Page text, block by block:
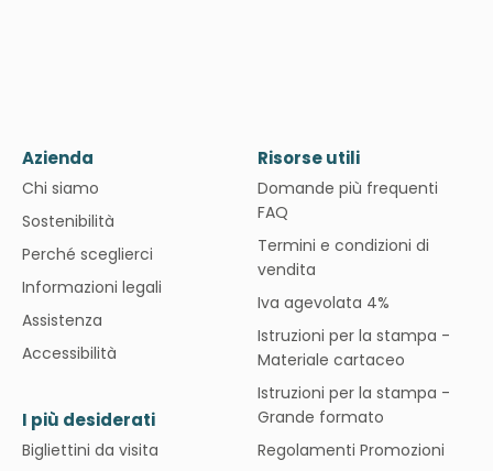
Azienda
Chi siamo
Sostenibilità
Perché sceglierci
Informazioni legali
Assistenza
Accessibilità
Risorse utili
Domande più frequenti
FAQ
Termini e condizioni di
vendita
Iva agevolata 4%
Istruzioni per la stampa -
Materiale cartaceo
Istruzioni per la stampa -
Grande formato
Regolamenti Promozioni
I più desiderati
Bigliettini da visita